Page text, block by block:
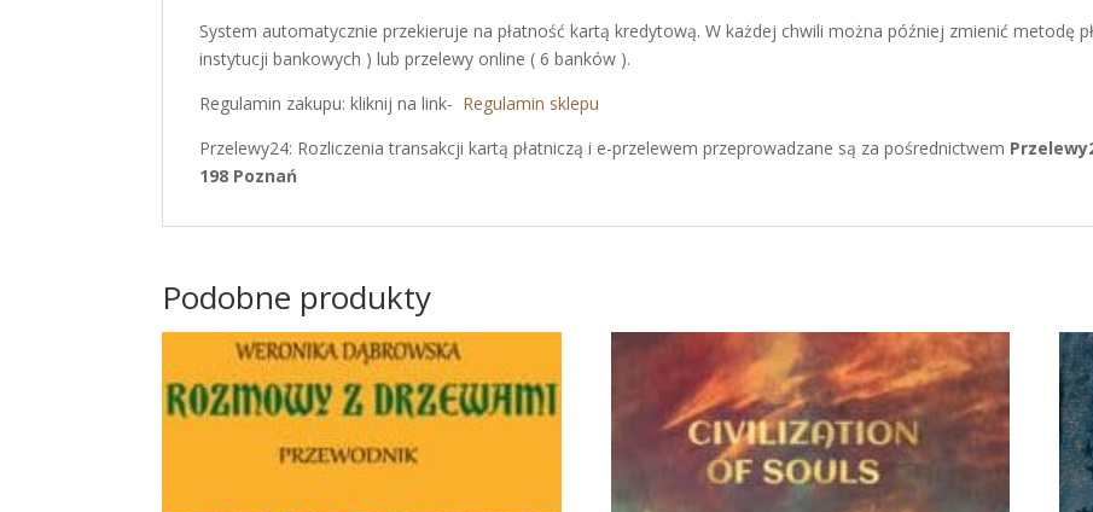
System automatycznie przekieruje na płatność kartą kredytową. W każdej chwili można później zmienić metodę
instytucji bankowych ) lub przelewy online ( 6 banków ).
Regulamin zakupu: kliknij na link- Regulamin sklepu
Przelewy24: Rozliczenia transakcji kartą płatniczą i e-przelewem przeprowadzane są za pośrednictwem
198 Poznań
Podobne produkty